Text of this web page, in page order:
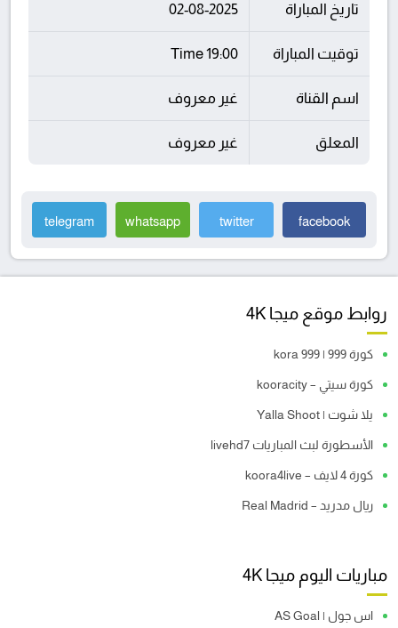
تاريخ المباراة 02-08-2025
توقيت المباراة 19:00 Time
اسم القناة غير معروف
المعلق غير معروف
facebook
twitter
whatsapp
telegram
روابط موقع ميجا 4K
كورة 999 | kora 999
كورة سيتي – kooracity
يلا شوت | Yalla Shoot
الأسطورة لبث المباريات livehd7
كورة 4 لايف – koora4live
ريال مدريد – Real Madrid
مباريات اليوم ميجا 4K
اس جول | AS Goal